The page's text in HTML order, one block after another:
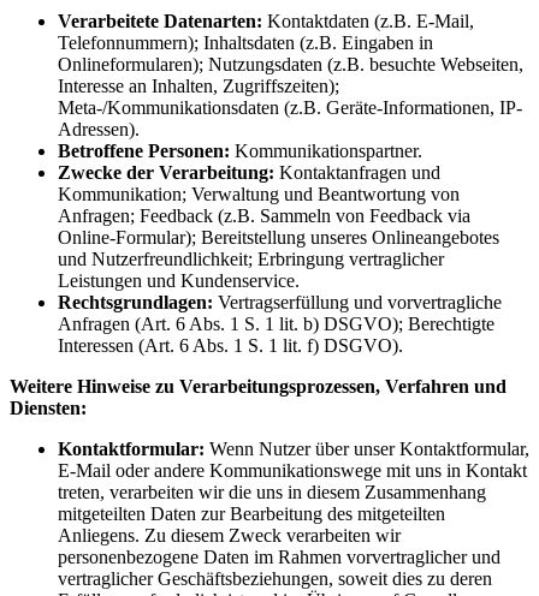
Verarbeitete Datenarten: Kontaktdaten (z.B. E-Mail,
Telefonnummern); Inhaltsdaten (z.B. Eingaben in
Onlineformularen); Nutzungsdaten (z.B. besuchte Webseiten,
Interesse an Inhalten, Zugriffszeiten);
Meta-/Kommunikationsdaten (z.B. Geräte-Informationen, IP-
Adressen).
Betroffene Personen: Kommunikationspartner.
Zwecke der Verarbeitung: Kontaktanfragen und
Kommunikation; Verwaltung und Beantwortung von
Anfragen; Feedback (z.B. Sammeln von Feedback via
Online-Formular); Bereitstellung unseres Onlineangebotes
und Nutzerfreundlichkeit; Erbringung vertraglicher
Leistungen und Kundenservice.
Rechtsgrundlagen: Vertragserfüllung und vorvertragliche
Anfragen (Art. 6 Abs. 1 S. 1 lit. b) DSGVO); Berechtigte
Interessen (Art. 6 Abs. 1 S. 1 lit. f) DSGVO).
Weitere Hinweise zu Verarbeitungsprozessen, Verfahren und
Diensten:
Kontaktformular: Wenn Nutzer über unser Kontaktformular,
E-Mail oder andere Kommunikationswege mit uns in Kontakt
treten, verarbeiten wir die uns in diesem Zusammenhang
mitgeteilten Daten zur Bearbeitung des mitgeteilten
Anliegens. Zu diesem Zweck verarbeiten wir
personenbezogene Daten im Rahmen vorvertraglicher und
vertraglicher Geschäftsbeziehungen, soweit dies zu deren